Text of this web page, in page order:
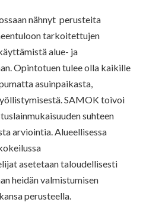
nähnyt perusteita
tarkoitettujen
alue- ja
Opintotuen tulee olla kaikille
asuinpaikasta,
SAMOK toivoi
suhteen
arviointia. Alueellisessa
asetetaan taloudellisesti
heidän valmistumisen
perusteella.